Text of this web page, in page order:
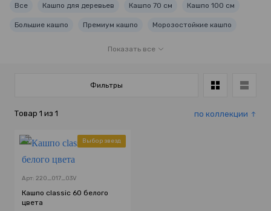
Все Кашпо для деревьев Кашпо 70 см Кашпо 100 см
Большие кашпо Премиум кашпо Морозостойкие кашпо
Подвесные кашпо Кашпо-чаша
Кашпо для драцены Кашпо с двойным дном
Кашпо для туи
Показать все
Товар 1 из 1 по коллекции
Фильтры
Выбор звезд
Арт: 220_017_03V
Кашпо classic 60 белого
цвета